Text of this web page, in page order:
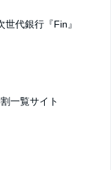
代銀行『Fin』
一覧サイト